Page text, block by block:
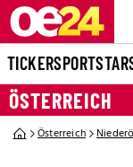
TICKERSPORT
ÖSTERREICH
Österreich